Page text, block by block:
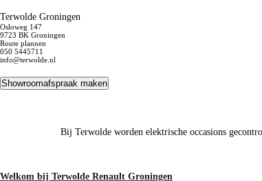
Terwolde Groningen
Osloweg 147
9723 BK Groningen
Route plannen
050 5445711
info@terwolde.nl
Showroomafspraak maken
Bij Terwolde worden elektrische occasions
Welkom bij Terwolde Renault Groningen